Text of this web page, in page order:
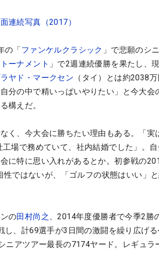
連続写真（2017）
の「ファンケルクラシック 」で悲願のシ
ーナメント 」で2週連続優勝を果たし、
ヤド・マークセン （タイ）とは約2038
分の中で精いっぱいやりたい」と今大会
構えだ。
く、今大会に勝ちたい理由もある。「実
場で務めていて、社内結婚でした」。
に特に思い入れがあるとか。初参戦の
ではないが、「ゴルフの状態はいい」
の田村尚之 、2014年度優勝者で今季2勝
し、計69選手が3日間の激闘を繰り広げ
ニアツアー最長の7174ヤード。レギュラ